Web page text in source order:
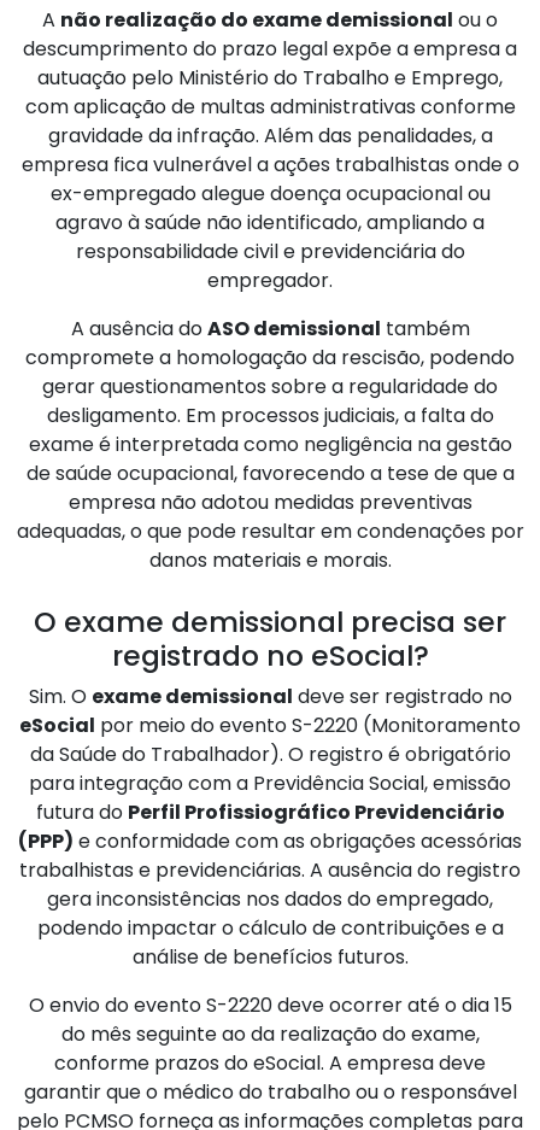
A não realização do exame demissional ou o
descumprimento do prazo legal expõe a empresa a
autuação pelo Ministério do Trabalho e Emprego,
com aplicação de multas administrativas conforme
gravidade da infração. Além das penalidades, a
empresa fica vulnerável a ações trabalhistas onde o
ex-empregado alegue doença ocupacional ou
agravo à saúde não identificado, ampliando a
responsabilidade civil e previdenciária do
empregador.
A ausência doASO demissional também
compromete a homologação da rescisão, podendo
gerar questionamentos sobre a regularidade do
desligamento. Em processos judiciais, a falta do
exame é interpretada como negligência na gestão
de saúde ocupacional, favorecendo a tese de que a
empresa não adotou medidas preventivas
adequadas, o que pode resultar em condenações por
danos materiais e morais.
O exame demissional precisa ser
registrado no eSocial?
Sim. O exame demissional deve ser registrado no
eSocial por meio do evento S-2220 (Monitoramento
da Saúde do Trabalhador). O registro é obrigatório
para integração com a Previdência Social, emissão
futura do Perfil Profissiográfico Previdenciário
(PPP) e conformidade com as obrigações acessórias
trabalhistas e previdenciárias. A ausência do registro
gera inconsistências nos dados do empregado,
podendo impactar o cálculo de contribuições e a
análise de benefícios futuros.
O envio do evento S-2220 deve ocorrer até o dia 15
do mês seguinte ao da realização do exame,
conforme prazos do eSocial. A empresa deve
garantir que o médico do trabalho ou o responsável
pelo PCMSO forneça as informações completas para